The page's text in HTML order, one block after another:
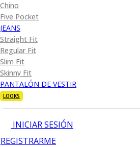
Chino
Five Pocket
JEANS
Straight Fit
Regular Fit
Slim Fit
Skinny Fit
PANTALÓN DE VESTIR
LOOKS
INICIAR SESIÓN
REGISTRARME